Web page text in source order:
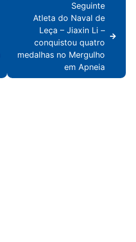
Seguinte
Atleta do Naval de
Leça – Jiaxin Li –
conquistou quatro
medalhas no Mergulho
em Apneia